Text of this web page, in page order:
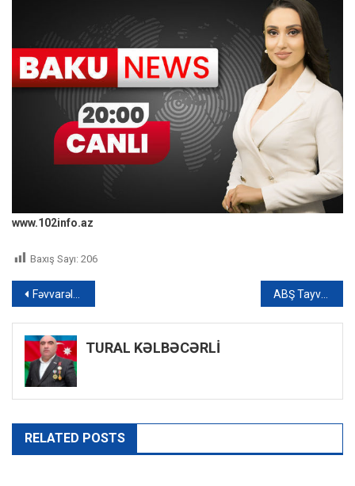
www.102info.az
Baxış Sayı: 206
Yazı
naviqasiyası
Fəvvarələr bağında yanğın – VİDEO ABŞ Tayvana hərbi gəmilərini və təyyarələrini göndərir
TURAL KƏLBƏCƏRLİ
RELATED POSTS